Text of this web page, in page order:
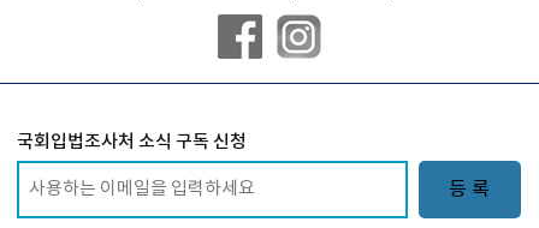
국회입법조사처 소식 구독 신청
등 록